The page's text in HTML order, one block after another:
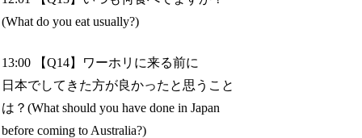
(What do you eat usually?)
13:00 【Q14】ワーホリに来る前に
日本でしてきた方が良かったと思うこと
は？(What should you have done in Japan
before coming to Australia?)